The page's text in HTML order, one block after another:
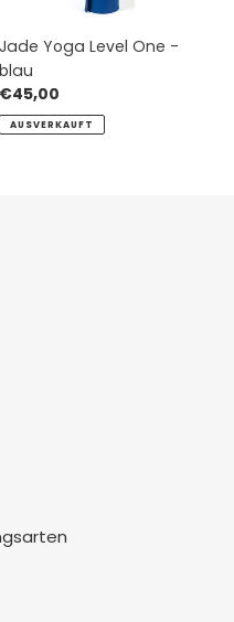
Jade Yoga Level One -
blau
Normaler
Preis
€45,00
AUSVERKAUFT